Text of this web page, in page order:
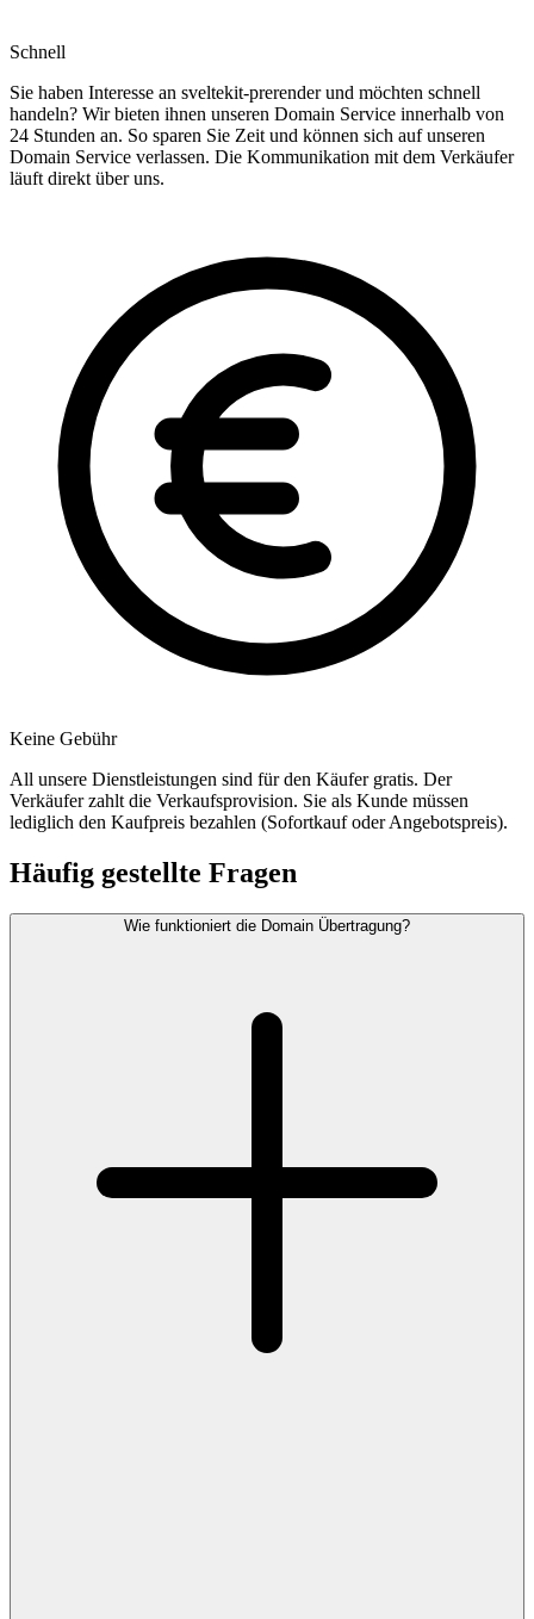
Schnell
Sie haben Interesse an sveltekit-prerender und möchten schnell
handeln? Wir bieten ihnen unseren Domain Service innerhalb von
24 Stunden an. So sparen Sie Zeit und können sich auf unseren
Domain Service verlassen. Die Kommunikation mit dem Verkäufer
läuft direkt über uns.
Keine Gebühr
All unsere Dienstleistungen sind für den Käufer gratis. Der
Verkäufer zahlt die Verkaufsprovision. Sie als Kunde müssen
lediglich den Kaufpreis bezahlen (Sofortkauf oder Angebotspreis).
Häufig gestellte Fragen
Wie funktioniert die Domain Übertragung?